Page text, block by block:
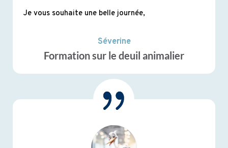
Je vous souhaite une belle journée,
Séverine
Formation sur le deuil animalier